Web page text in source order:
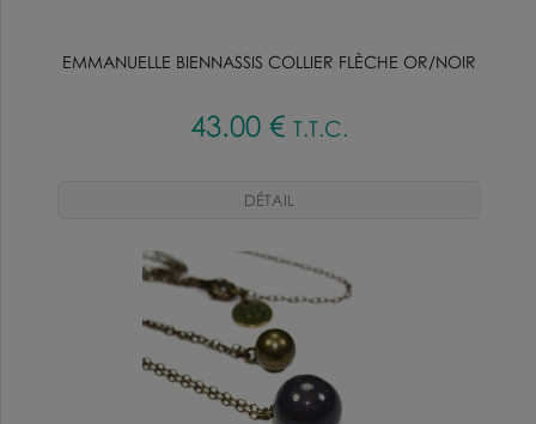
EMMANUELLE BIENNASSIS COLLIER FLÈCHE OR/NOIR
43.00 € T.T.C.